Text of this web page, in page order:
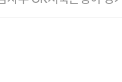
능성이 …
만원)에 출전한다.
.앞서 OK저축은행은